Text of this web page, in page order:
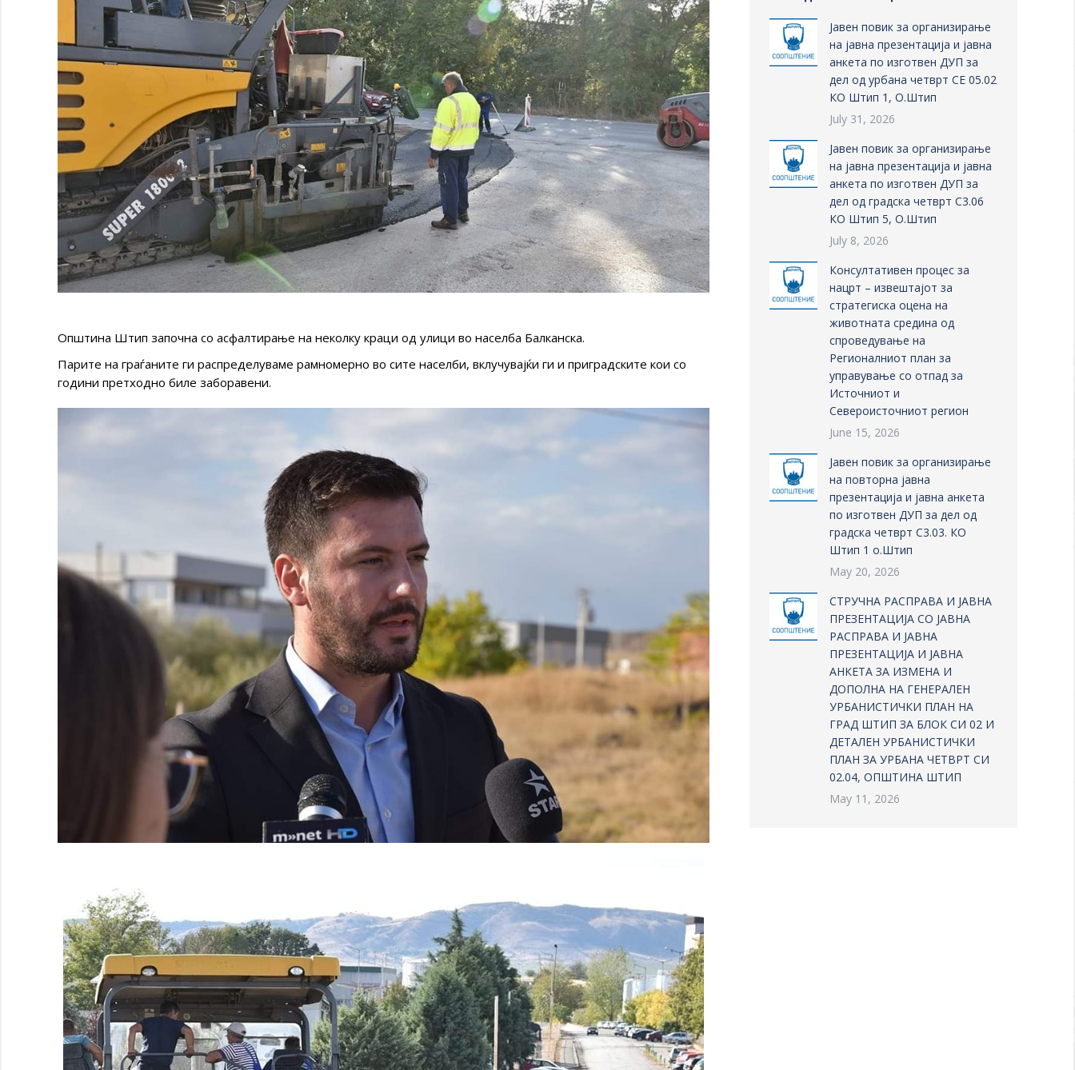
Општина Штип започна со асфалтирање на неколку краци од улици во населба Балканска.
Парите на граѓаните ги распределуваме рамномерно во сите населби, вклучувајќи ги и приградските кои со
години претходно биле заборавени.
Јавен повик за организирање
на јавна презентација и јавна
анкета по изготвен ДУП за
дел од урбана четврт СЕ 05.02
КО Штип 1, О.Штип
July 31, 2026
Јавен повик за организирање
на јавна презентација и јавна
анкета по изготвен ДУП за
дел од градска четврт С3.06
КО Штип 5, О.Штип
July 8, 2026
Консултативен процес за
нацрт – извештајот за
стратегиска оцена на
животната средина од
спроведување на
Регионалниот план за
управување со отпад за
Источниот и
Североисточниот регион
June 15, 2026
Јавен повик за организирање
на повторна јавна
презентација и јавна анкета
по изготвен ДУП за дел од
градска четврт С3.03. КО
Штип 1 о.Штип
May 20, 2026
СТРУЧНА РАСПРАВА И ЈАВНА
ПРЕЗЕНТАЦИЈА СО ЈАВНА
РАСПРАВА И ЈАВНА
ПРЕЗЕНТАЦИЈА И ЈАВНА
АНКЕТА ЗА ИЗМЕНА И
ДОПОЛНА НА ГЕНЕРАЛЕН
УРБАНИСТИЧКИ ПЛАН НА
ГРАД ШТИП ЗА БЛОК СИ 02 И
ДЕТАЛЕН УРБАНИСТИЧКИ
ПЛАН ЗА УРБАНА ЧЕТВРТ СИ
02.04, ОПШТИНА ШТИП
May 11, 2026